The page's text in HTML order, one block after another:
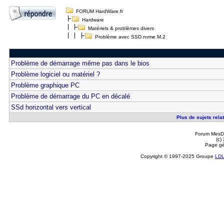
FORUM HardWare.fr
Hardware
Matériels & problèmes divers
Problème avec SSD nvme M.2
Problème de démarrage même pas dans le bios
Problème logiciel ou matériel ?
Problème graphique PC
Problème de démarrage du PC en décalé
SSd horizontal vers vertical
Plus de sujets
Forum
(c)
Page
Copyright © 1997-2025 Groupe